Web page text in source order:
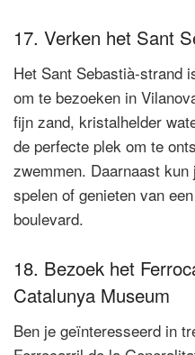
17. Verken het Sant
Het Sant Sebastià-strand
om te bezoeken in
fijn zand, kristalhelder
de perfecte plek om te
zwemmen. Daarnaast
spelen of genieten van
boulevard.
18. Bezoek het
Catalunya Museum
Ben je geïnteresseerd in